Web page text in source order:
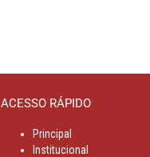
ACESSO RÁPIDO
Principal
Institucional